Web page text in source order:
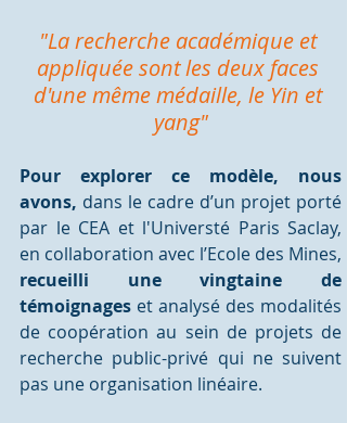
"La recherche académique et
appliquée sont les deux faces
d'une même médaille, le Yin et
yang"
Pour explorer ce modèle, nous
avons, dans le cadre d’un projet porté
par le CEA et l'Universté Paris Saclay,
en collaboration avec l’Ecole des Mines,
recueilli une vingtaine de
témoignages et analysé des modalités
de coopération au sein de projets de
recherche public-privé qui ne suivent
pas une organisation linéaire.